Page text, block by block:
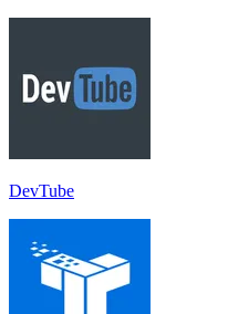
DevTube